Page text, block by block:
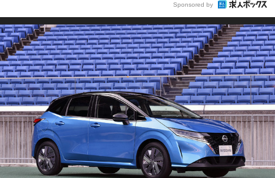
Sponsored by